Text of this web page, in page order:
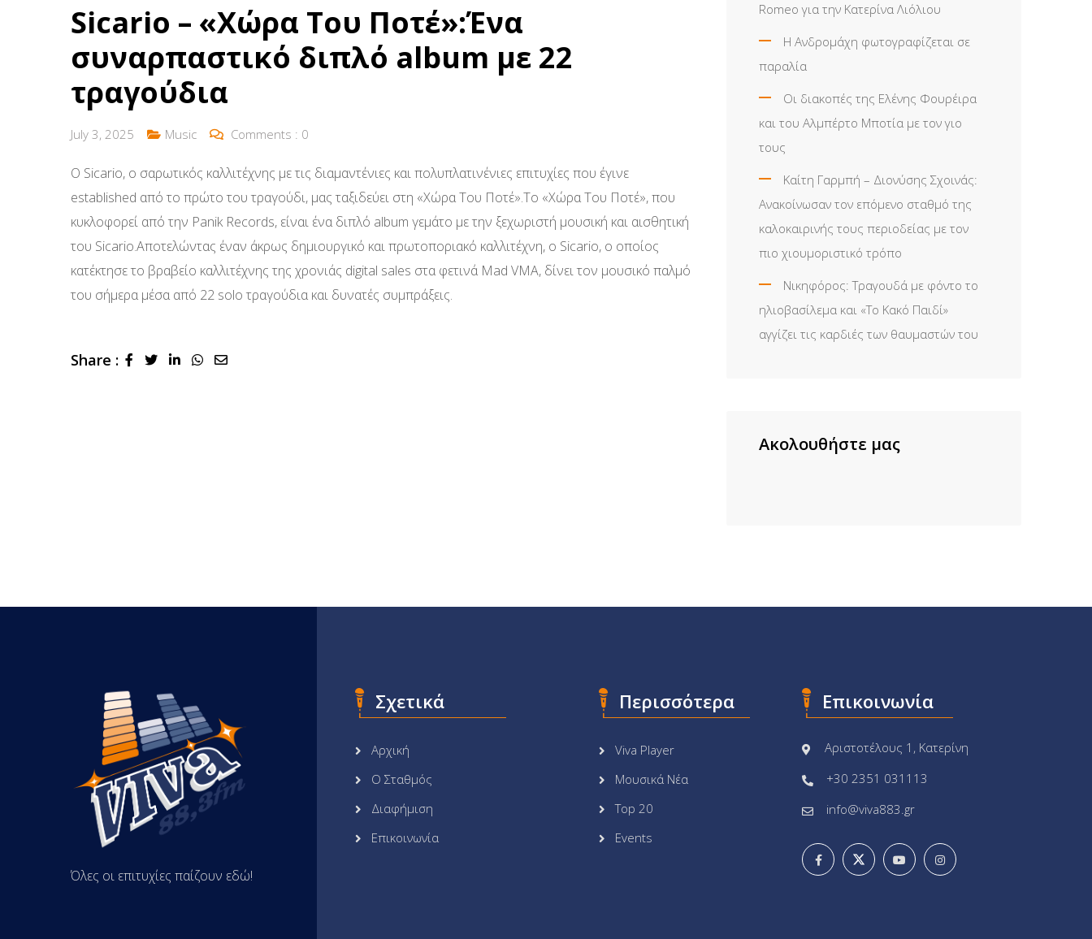
Sicario – «Χώρα Του Ποτέ»:Ένα
συναρπαστικό διπλό album με 22
τραγούδια
July 3, 2025 Music Comments : 0
Ο Sicario, o σαρωτικός καλλιτέχνης με τις διαμαντένιες και πολυπλατινένιες επιτυχίες που έγινε
established από το πρώτο του τραγούδι, μας ταξιδεύει στη «Χώρα Του Ποτέ».Το «Χώρα Του Ποτέ», που
κυκλοφορεί από την Panik Records, είναι ένα διπλό album γεμάτο με την ξεχωριστή μουσική και αισθητική
του Sicario.Αποτελώντας έναν άκρως δημιουργικό και πρωτοποριακό καλλιτέχνη, ο Sicario, ο οποίος
κατέκτησε το βραβείο καλλιτέχνης της χρονιάς digital sales στα φετινά Mad VMA, δίνει τον μουσικό παλμό
του σήμερα μέσα από 22 solo τραγούδια και δυνατές συμπράξεις.
Share : LinkedInWhatsapp
Share
Romeo για την Κατερίνα Λιόλιου
Η Ανδρομάχη φωτογραφίζεται σε
παραλία
Οι διακοπές της Ελένης Φουρέιρα
και του Αλμπέρτο Μποτία με τον γιο
τους
Καίτη Γαρμπή – Διονύσης Σχοινάς:
Ανακοίνωσαν τον επόμενο σταθμό της
καλοκαιρινής τους περιοδείας με τον
πιο χιουμοριστικό τρόπο
Νικηφόρος: Τραγουδά με φόντο το
ηλιοβασίλεμα και «Το Κακό Παιδί»
αγγίζει τις καρδιές των θαυμαστών του
Ακολουθήστε μας
Όλες οι επιτυχίες παίζουν εδώ!
Σχετικά
Αρχική
Ο Σταθμός
Διαφήμιση
Επικοινωνία
Περισσότερα
Viva Player
Μουσικά Νέα
Top 20
Events
Επικοινωνία
Αριστοτέλους 1, Κατερίνη
+30 2351 031113
info@viva883.gr